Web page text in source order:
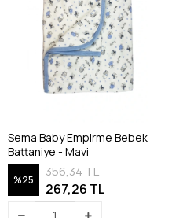
Sema Baby Empirme Bebek
Battaniye - Mavi
%25
356,34 TL
267,26 TL